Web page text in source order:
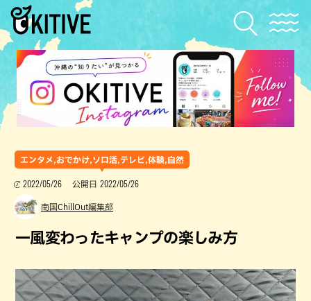
エンタメ,おでかけ,ソロ活,テレビ,体験,自然
2022/05/26 公開日 2022/05/26
南国ChillOut編集部
一風変わったキャンプの楽しみ方